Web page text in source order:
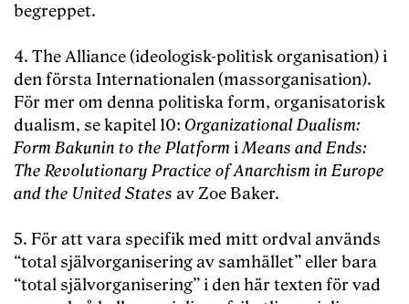
begreppet.
4. The Alliance (ideologisk-politisk organisation) i
den första Internationalen (massorganisation).
För mer om denna politiska form, organisatorisk
dualism, se kapitel 10: Organizational Dualism:
Form Bakunin to the Platform iMeans and Ends:
The Revolutionary Practice of Anarchism in Europe
and the United States av Zoe Baker.
5. För att vara specifik med mitt ordval används
“total självorganisering av samhället” eller bara
“total självorganisering” i den här texten för vad